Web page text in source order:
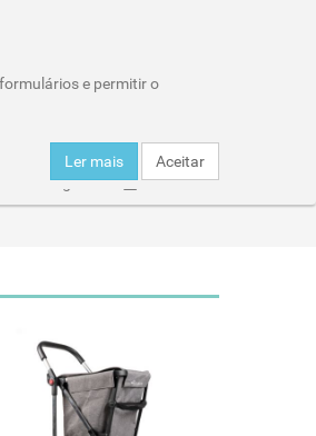
Carro de compras : 0 item
Entregas Horários
e permitir o
Ler mais Aceitar